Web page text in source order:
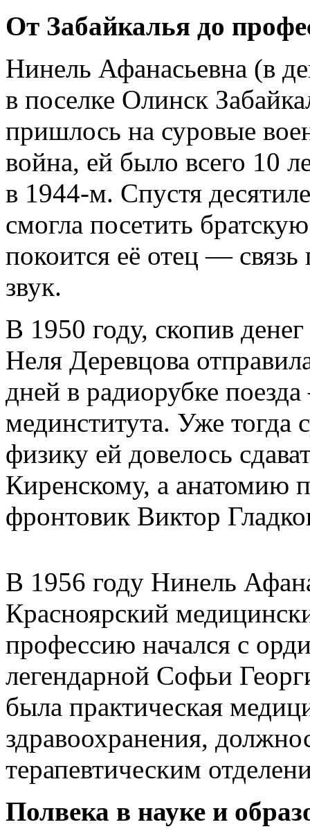
От Забайкалья до
Нинель Афанасьевна (в
в поселке Олинск
пришлось на суровые
война, ей было всего 10
в 1944-м. Спустя
смогла посетить
покоится её отец —
звук.
В 1950 году, скопив
Неля Деревцова
дней в радиорубке
мединститута. Уже тогда
физику ей довелось
Киренскому, а анатомию
фронтовик Виктор
В 1956 году Нинель
Красноярский
профессию начался с
легендарной Софьи
была практическая
здравоохранения,
терапевтическим
Полвека в науке и